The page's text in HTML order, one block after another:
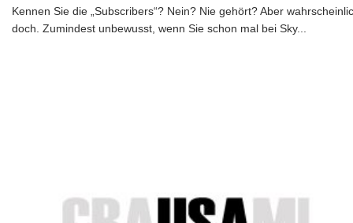
Kennen Sie die „Subscribers“? Nein? Nie gehört? Aber
doch. Zumindest unbewusst, wenn Sie schon mal bei Sky...